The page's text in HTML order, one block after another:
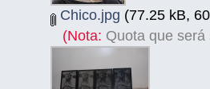
Chico.jpg (77.25 kB,
(Nota: Quota que